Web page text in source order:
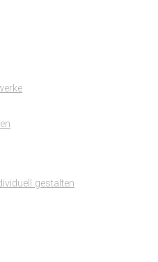
gestalten